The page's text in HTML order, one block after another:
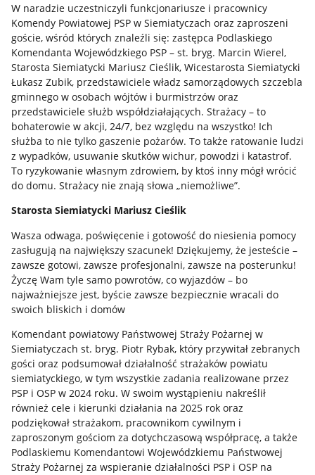
W naradzie uczestniczyli funkcjonariusze i pracownicy
Komendy Powiatowej PSP w Siemiatyczach oraz zaproszeni
goście, wśród których znaleźli się: zastępca Podlaskiego
Komendanta Wojewódzkiego PSP – st. bryg. Marcin Wierel,
Starosta Siemiatycki Mariusz Cieślik, Wicestarosta Siemiatycki
Łukasz Zubik, przedstawiciele władz samorządowych szczebla
gminnego w osobach wójtów i burmistrzów oraz
przedstawiciele służb współdziałających. Strażacy – to
bohaterowie w akcji, 24/7, bez względu na wszystko! Ich
służba to nie tylko gaszenie pożarów. To także ratowanie ludzi
z wypadków, usuwanie skutków wichur, powodzi i katastrof.
To ryzykowanie własnym zdrowiem, by ktoś inny mógł wrócić
do domu. Strażacy nie znają słowa „niemożliwe”.
Starosta Siemiatycki Mariusz Cieślik
Wasza odwaga, poświęcenie i gotowość do niesienia pomocy
zasługują na największy szacunek! Dziękujemy, że jesteście –
zawsze gotowi, zawsze profesjonalni, zawsze na posterunku!
Życzę Wam tyle samo powrotów, co wyjazdów – bo
najważniejsze jest, byście zawsze bezpiecznie wracali do
swoich bliskich i domów
Komendant powiatowy Państwowej Straży Pożarnej w
Siemiatyczach st. bryg. Piotr Rybak, który przywitał zebranych
gości oraz podsumował działalność strażaków powiatu
siemiatyckiego, w tym wszystkie zadania realizowane przez
PSP i OSP w 2024 roku. W swoim wystąpieniu nakreślił
również cele i kierunki działania na 2025 rok oraz
podziękował strażakom, pracownikom cywilnym i
zaproszonym gościom za dotychczasową współpracę, a także
Podlaskiemu Komendantowi Wojewódzkiemu Państwowej
Straży Pożarnej za wspieranie działalności PSP i OSP na